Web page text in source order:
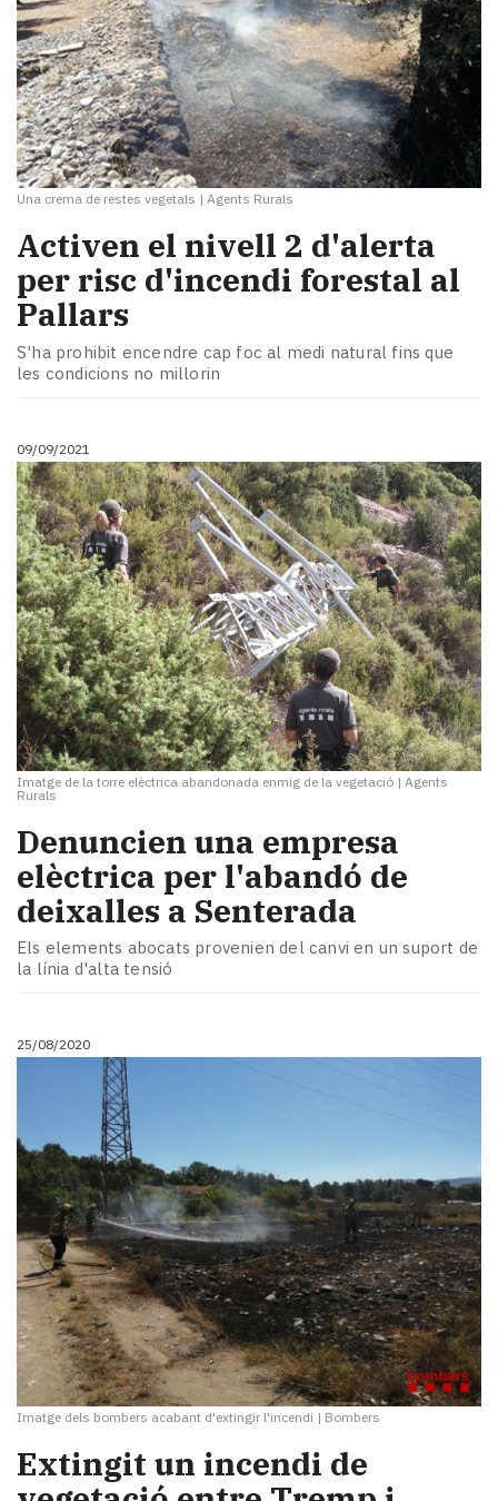
Una crema de restes vegetals | Agents Rurals
Activen el nivell 2 d'alerta
per risc d'incendi forestal al
Pallars
S'ha prohibit encendre cap foc al medi natural fins que
les condicions no millorin
09/09/2021
Imatge de la torre elèctrica abandonada enmig de la vegetació | Agents
Rurals
Denuncien una empresa
elèctrica per l'abandó de
deixalles a Senterada
Els elements abocats provenien del canvi en un suport de
la línia d'alta tensió
25/08/2020
Imatge dels bombers acabant d'extingir l'incendi | Bombers
Extingit un incendi de